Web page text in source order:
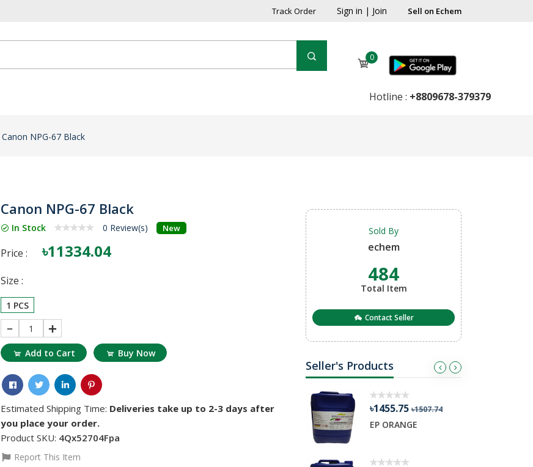
Track Order Sign in | Join Sell on Echem
0
Hotline : +8809678-379379
Canon NPG-67 Black
Canon NPG-67 Black
In Stock 0 Review(s) New
Price : ৳11334.04
Size :
1 PCS
1
Add to Cart Buy Now
Estimated Shipping Time: Deliveries take up to 2-3 days after
you place your order.
Product SKU: 4Qx52704Fpa
Report This Item
Sold By
echem
484
Total Item
Contact Seller
Seller's Products
৳311.95৳363.94
RT 38 BINDER
৳883.85 ৳103.98 ৳1455.75 ৳1507.74
EP ORANGE